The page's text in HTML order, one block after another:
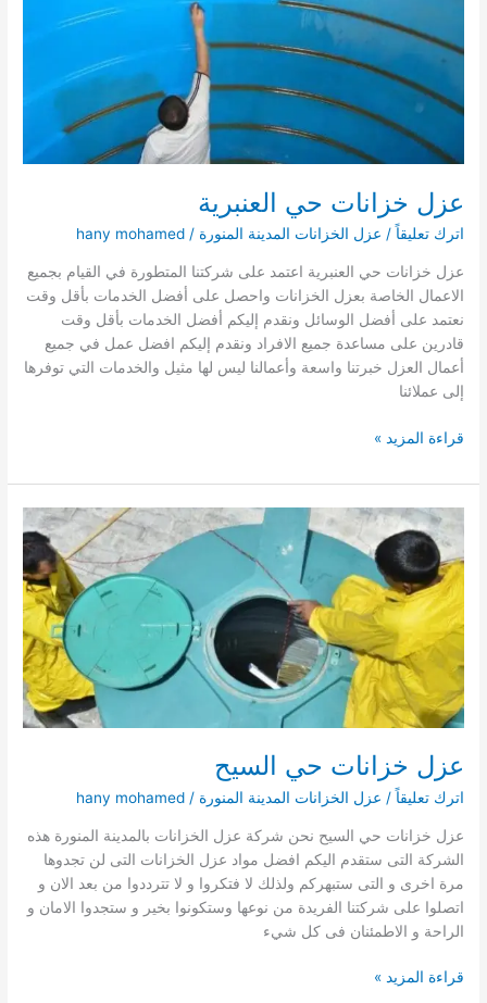
عزل خزانات حي العنبرية
اترك تعليقاً / عزل الخزانات المدينة المنورة /
hany mohamed
عزل خزانات حي العنبرية اعتمد على شركتنا المتطورة في القيام بجميع
الاعمال الخاصة بعزل الخزانات واحصل على أفضل الخدمات بأقل وقت
نعتمد على أفضل الوسائل ونقدم إليكم أفضل الخدمات بأقل وقت
قادرين على مساعدة جميع الافراد ونقدم إليكم افضل عمل في جميع
أعمال العزل خبرتنا واسعة وأعمالنا ليس لها مثيل والخدمات التي توفرها
إلى عملائنا
عزل
حي
العنبرية
قراءة المزيد »
عزل خزانات حي السيح
اترك تعليقاً / عزل الخزانات المدينة المنورة /
hany mohamed
عزل خزانات حي السيح نحن شركة عزل الخزانات بالمدينة المنورة هذه
الشركة التى ستقدم اليكم افضل مواد عزل الخزانات التى لن تجدوها
مرة اخرى و التى ستبهركم ولذلك لا فتكروا و لا تترددوا من بعد الان و
اتصلوا على شركتنا الفريدة من نوعها وستكونوا بخير و ستجدوا الامان و
الراحة و الاطمئنان فى كل شيء
عزل
قراءة المزيد »